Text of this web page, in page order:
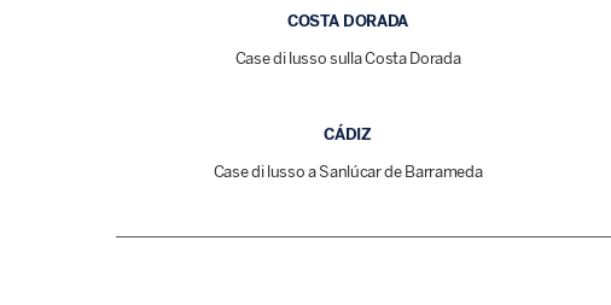
COSTA DORADA
Case di lusso sulla Costa Dorada
CÁDIZ
Case di lusso a Sanlúcar de Barrameda